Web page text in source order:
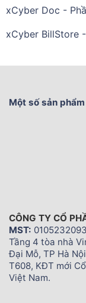
xCyber Doc -
xCyber BillStore
Một số sản
CÔNG TY CỔ
MST: 0105232093
Tầng 4 tòa nhà
Đại Mỗ, TP Hà
T608, KĐT mới
Việt Nam.